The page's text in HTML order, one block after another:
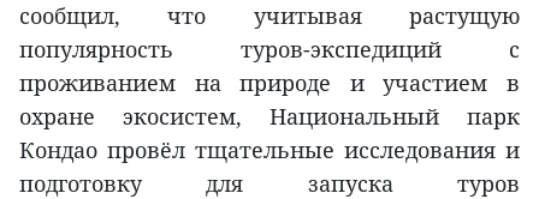
сообщил, что учитывая растущую
популярность туров-экспедиций с
проживанием на природе и участием в
охране экосистем, Национальный парк
Кондао провёл тщательные исследования и
подготовку для запуска туров